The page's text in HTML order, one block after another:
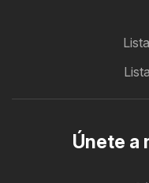
Únete a